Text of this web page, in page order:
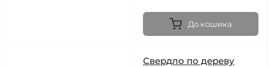
До кошика
Свердло по дереву